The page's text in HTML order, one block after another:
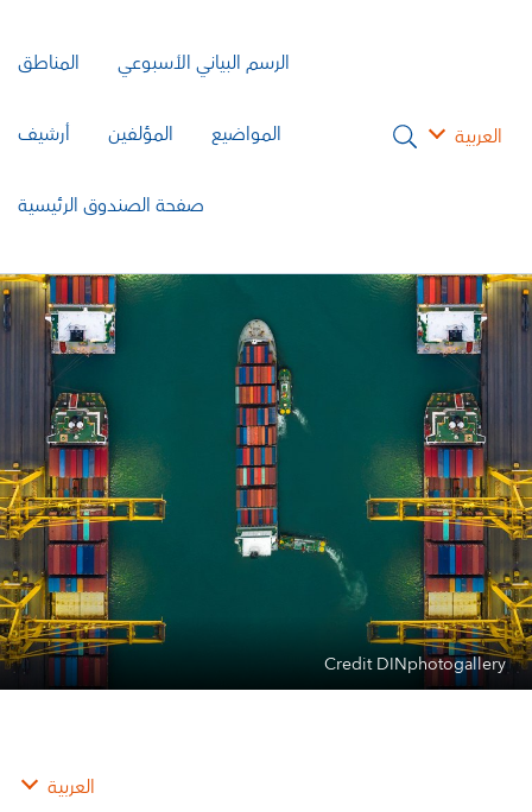
العربية
الرسم البياني الأسبوعي المناطق
المواضيع المؤلفين أرشيف
صفحة الصندوق الرئيسية
Credit DINphotogallery
العربية